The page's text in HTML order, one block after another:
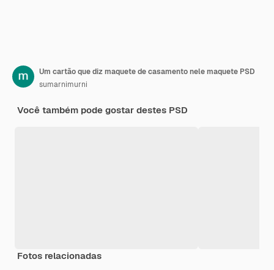
Um cartão que diz maquete de casamento nele maquete PSD
sumarnimurni
Você também pode gostar destes PSD
Fotos relacionadas